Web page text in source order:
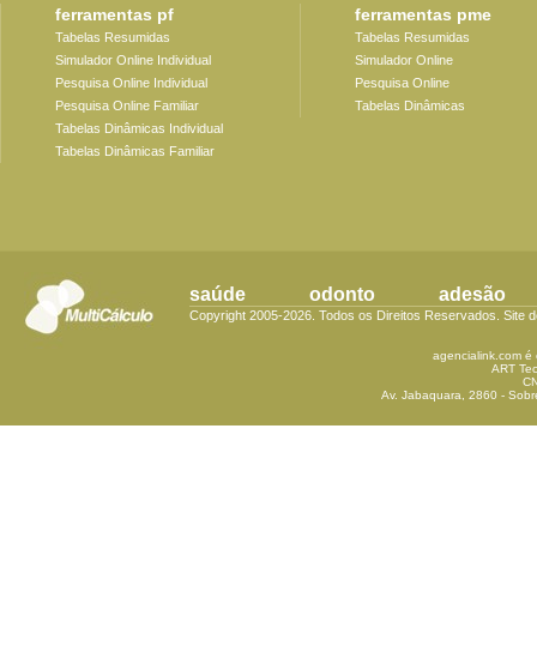
ferramentas pf
Tabelas Resumidas
Simulador Online Individual
Pesquisa Online Individual
Pesquisa Online Familiar
Tabelas Dinâmicas Individual
Tabelas Dinâmicas Familiar
ferramentas pme
Tabelas Resumidas
Simulador Online
Pesquisa Online
Tabelas Dinâmicas
saúde odonto adesão
Copyright 2005-2026. Todos os Direitos Reservados. Site
agencialink.com
ART
Av. Jabaquara, 2860 -